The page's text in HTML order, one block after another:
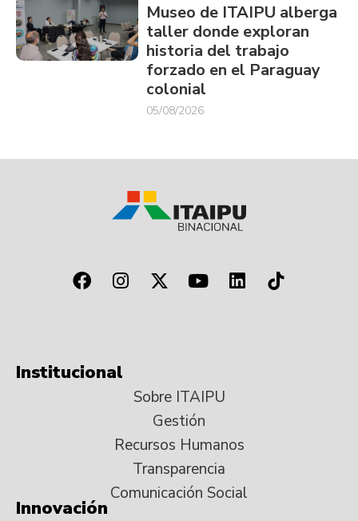
Museo de ITAIPU alberga
taller donde exploran
historia del trabajo
forzado en el Paraguay
colonial
05/08/2026
Institucional
Sobre ITAIPU
Gestión
Recursos Humanos
Transparencia
Comunicación Social
Innovación